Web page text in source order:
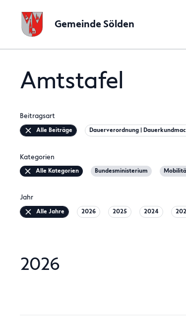
Gemeinde Sölden
Amtstafel
Beitragsart
Alle Beiträge Dauerverordnung |
Kategorien
Alle Kategorien Bundesministerium
Jahr
Alle Jahre 2026 2025 2024
2026